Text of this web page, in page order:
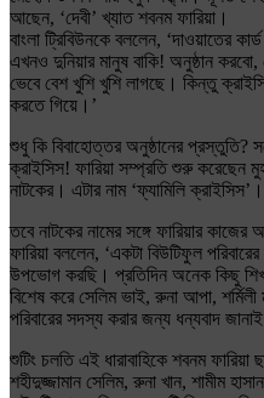
আছেন, ‘দেবী’ খ্যাত শবনম ফারিয়া।
বাংলা ট্রিবিউনকে বললেন, ‘দাওয়াতের
এখনও দুনিয়ার মানুষ বাকি! অনুষ্ঠান
ভেবে বেশ খুশি খুশি লাগছে। কিন্তু
করতে গিয়ে।’
শুধু কি বিবাহোত্তর অনুষ্ঠানের প্রস্তুতি?
ক্রাইসিস! ফারিয়া সম্প্রতি শুরু করেছেন
নাটকের। এটার নাম ‘ফ্যামিলি ক্রাইসিস’।
তবে নাটকের নামের সঙ্গে ফারিয়ার কাজের
ফারিয়া বললেন, ‘একটা বিউটিফুল
উপভোগ করছি। প্রতিদিন অনেক কিছু
বিশেষ করে সেলিম ভাই, রুনা আপা,
পরিবারের সদস্য করার জন্য ধন্যবাদ জানাই
শুটিং চলতি এই ধারাবাহিকে শবনম
শহীদুজ্জামান সেলিম, রুনা খান, শামীম